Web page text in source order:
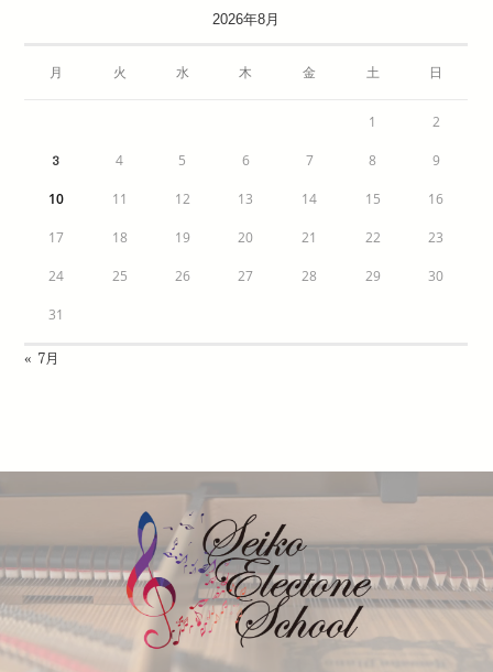
2026年8月
月 火 水 木 金 土 日
1 2
3 4 5 6 7 8 9
10 11 12 13 14 15 16
17 18 19 20 21 22 23
24 25 26 27 28 29 30
31
« 7月